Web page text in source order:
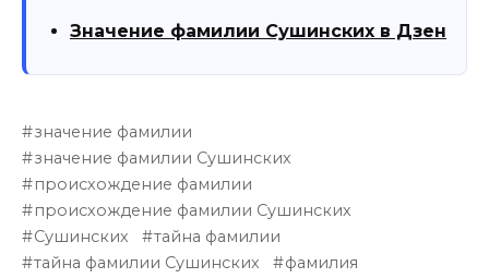
Значение фамилии Сушинских в Дзен
значение фамилии
значение фамилии Сушинских
происхождение фамилии
происхождение фамилии Сушинских
Сушинских
тайна фамилии
тайна фамилии Сушинских
фамилия